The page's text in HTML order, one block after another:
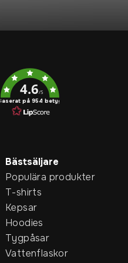
4.6/5
Baserat på 954 betyg
Bästsäljare
Populära produkter
T-shirts
Kepsar
Hoodies
Tygpåsar
Vattenflaskor